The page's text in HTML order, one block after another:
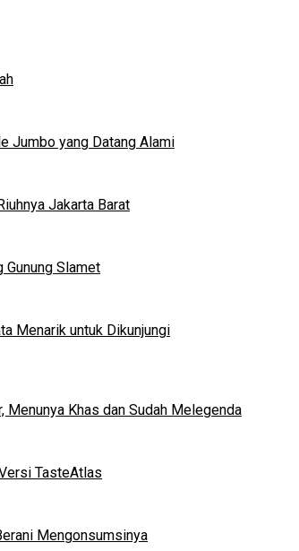
Jumbo yang Datang Alami
Jakarta Barat
Gunung Slamet
Menarik untuk Dikunjungi
Menunya Khas dan Sudah Melegenda
TasteAtlas
Mengonsumsinya